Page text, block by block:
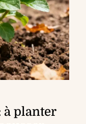
à planter